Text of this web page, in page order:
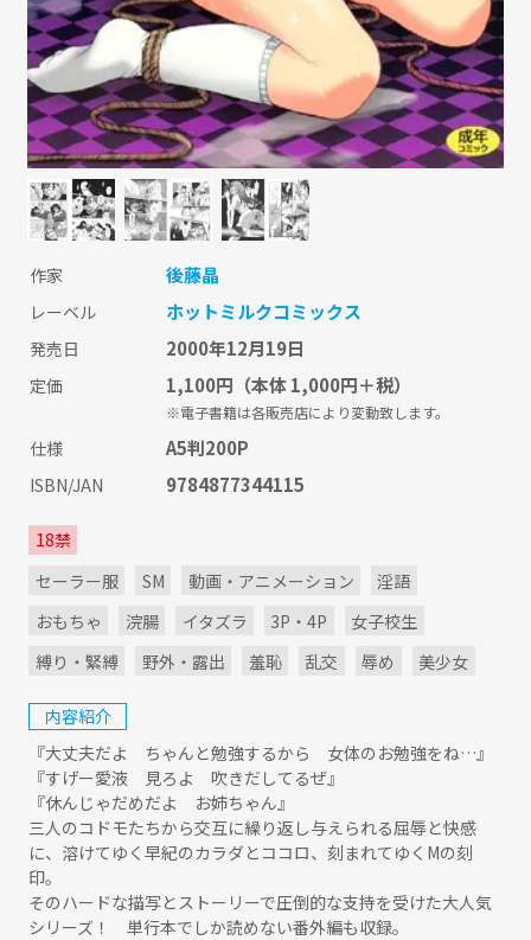
作家 後藤晶
レーベル ホットミルクコミックス
発売日 2000年12月19日
定価 1,100円 （本体 1,000円＋税）
※電子書籍は各販売店により変動致します。
仕様 A5判200P
ISBN/JAN 9784877344115
18禁
セーラー服
SM 動画・アニメーション
淫語
おもちゃ
浣腸 イタズラ 3P・4P
女子校生
縛り・緊縛
野外・露出 羞恥 乱交 辱め 美少女
内容紹介
『大丈夫だよ ちゃんと勉強するから 女体のお勉強をね…』
『すげー愛液 見ろよ 吹きだしてるぜ』
『休んじゃだめだよ お姉ちゃん』
三人のコドモたちから交互に繰り返し与えられる屈辱と快感
に、溶けてゆく早紀のカラダとココロ、刻まれてゆくMの刻
印。
そのハードな描写とストーリーで圧倒的な支持を受けた大人気
シリーズ！ 単行本でしか読めない番外編も収録。